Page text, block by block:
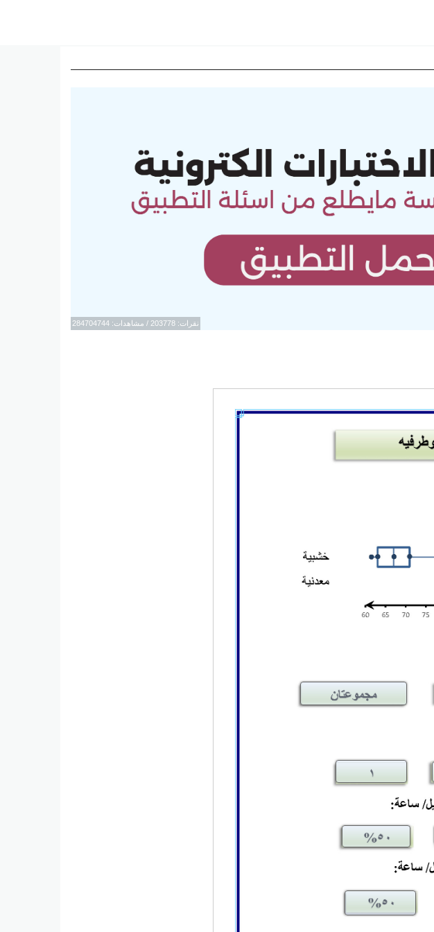
نقرات: 203778 / مشاهدات: 284704744